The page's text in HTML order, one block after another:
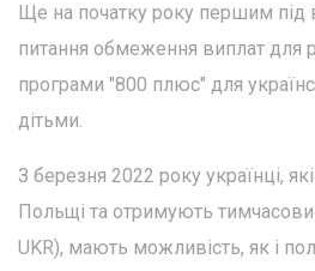
Ще на початку року першим під
питання обмеження виплат для
програми "800 плюс" для
дітьми.
З березня 2022 року українці,
Польщі та отримують
UKR), мають можливість, як і